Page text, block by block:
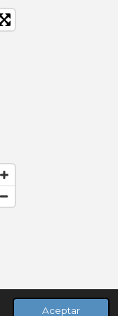
Aceptar